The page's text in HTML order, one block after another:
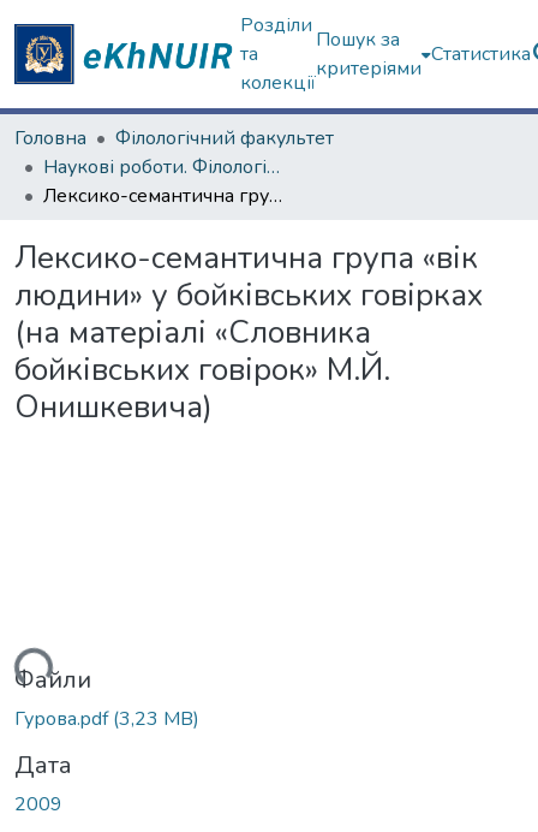
Розділи
та
колекції
Пошук за
критеріями
Статистика
Головна
Філологічний факультет
Наукові роботи. Філологічний факультет
Лексико-семантична група «вік людини» у бойківських говірках (на матеріалі «Словника бойківських говірок» М.Й. Онишкевича)
Лексико-семантична група «вік
людини» у бойківських говірках
(на матеріалі «Словника
бойківських говірок» М.Й.
Онишкевича)
Файли
Гурова.pdf(3,23 MB)
Дата
2009